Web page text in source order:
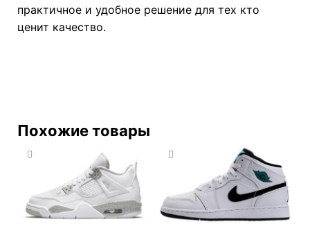
практичное и удобное решение для тех кто
ценит качество.
Похожие товары